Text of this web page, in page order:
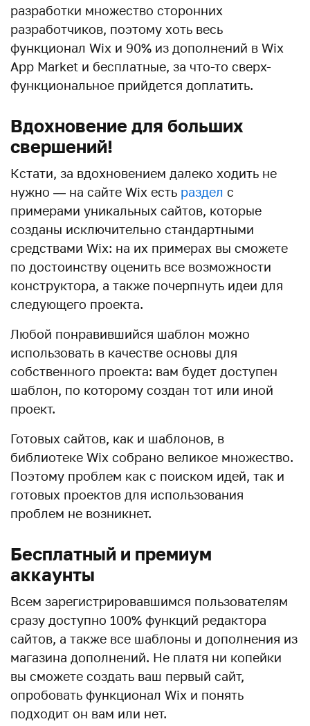
разработки множество сторонних
разработчиков, поэтому хоть весь
функционал Wix и 90% из дополнений в Wix
App Market и бесплатные, за что-то сверх-
функциональное прийдется доплатить.
Вдохновение для больших
свершений!
Кстати, за вдохновением далеко ходить не
нужно — на сайте Wix есть раздел с
примерами уникальных сайтов, которые
созданы исключительно стандартными
средствами Wix: на их примерах вы сможете
по достоинству оценить все возможности
конструктора, а также почерпнуть идеи для
следующего проекта.
Любой понравившийся шаблон можно
использовать в качестве основы для
собственного проекта: вам будет доступен
шаблон, по которому создан тот или иной
проект.
Готовых сайтов, как и шаблонов, в
библиотеке Wix собрано великое множество.
Поэтому проблем как с поиском идей, так и
готовых проектов для использования
проблем не возникнет.
Бесплатный и премиум
аккаунты
Всем зарегистрировавшимся пользователям
сразу доступно 100% функций редактора
сайтов, а также все шаблоны и дополнения из
магазина дополнений. Не платя ни копейки
вы сможете создать ваш первый сайт,
опробовать функционал Wix и понять
подходит он вам или нет.